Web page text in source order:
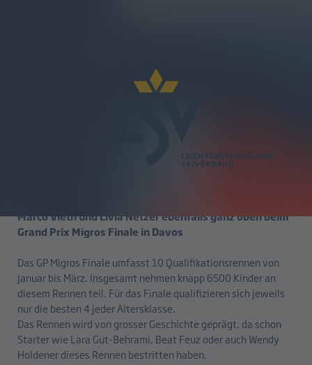
Marco Vieth und Livia Netzer ebenfalls ganz oben beim
Grand Prix Migros Finale in Davos
Das GP Migros Finale umfasst 10 Qualifikationsrennen von
Januar bis März. Insgesamt nehmen knapp 6500 Kinder an
diesem Rennen teil. Für das Finale qualifizieren sich jeweils
nur die besten 4 jeder Altersklasse.
Das Rennen wird von grosser Geschichte geprägt, da schon
Starter wie Lara Gut-Behrami, Beat Feuz oder auch Wendy
Holdener dieses Rennen bestritten haben.